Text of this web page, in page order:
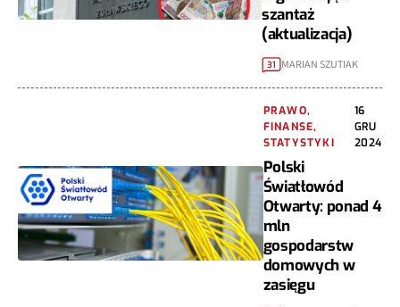
szantaż
(aktualizacja)
31 MARIAN SZUTIAK
PRAWO,
FINANSE,
STATYSTYKI
16
GRU
2024
Polski
Światłowód
Otwarty: ponad 4
mln
gospodarstw
domowych w
zasięgu